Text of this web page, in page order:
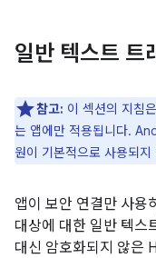
일반 텍스트 트
참고: 이 섹션의 지침
는 앱에만 적용됩니다.
원이 기본적으로 사용되지
앱이 보안 연결만 사용
대상에 대한 일반 텍스
대신 암호화되지 않은